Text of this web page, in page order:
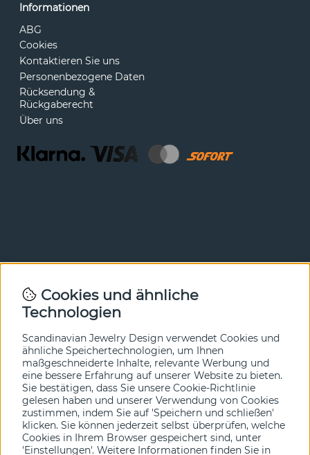
Informationen
ABG
Cookies
Kontaktieren Sie uns
Personenbezogene Daten
Rücksendung &
Rückgaberecht
Über uns
Newsletter
In unserem Newsletter erfahren Sie vor allen anderen
hier an.
Ja bitte!
Cookies und ähnliche
Technologien
Scandinavian Jewelry Design verwendet Cookies und
ähnliche Speichertechnologien, um Ihnen
maßgeschneiderte Inhalte, relevante Werbung und
eine bessere Erfahrung auf unserer Website zu bieten.
Sie bestätigen, dass Sie unsere Cookie-Richtlinie
gelesen haben und unserer Verwendung von Cookies
zustimmen, indem Sie auf 'Speichern und schließen'
klicken. Sie können jederzeit selbst überprüfen, welche
Cookies in Ihrem Browser gespeichert sind, unter
'Einstellungen'. Weitere Informationen finden Sie in